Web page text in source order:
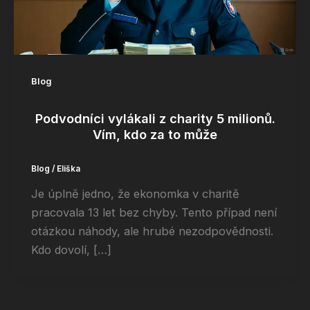
Blog
Podvodníci vylákali z charity 5 milionů.
Vím, kdo za to může
Blog / Eliška
Je úplně jedno, že ekonomka v charitě
pracovala 13 let bez chyby. Tento případ není
otázkou náhody, ale hrubé nezodpovědnosti.
Kdo dovolí, […]